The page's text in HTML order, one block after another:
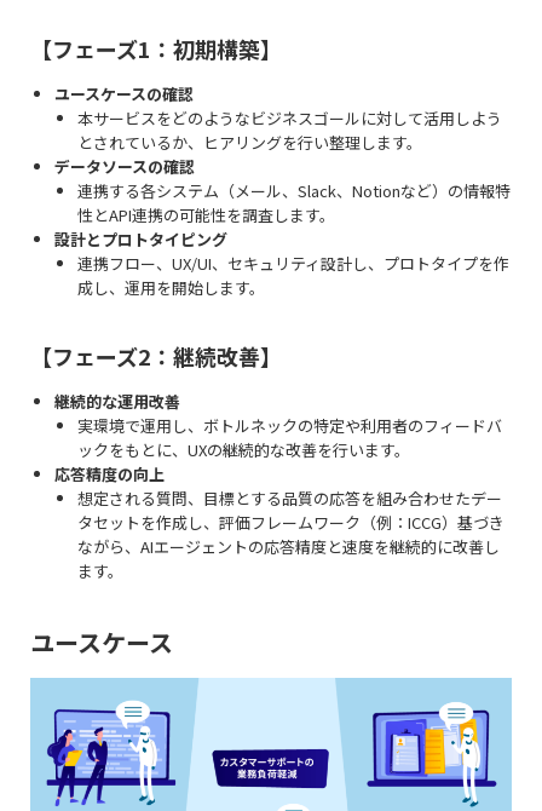
【フェーズ1：初期構築】
ユースケースの確認
本サービスをどのようなビジネスゴールに対して活用しよう
とされているか、ヒアリングを行い整理します。
データソースの確認
連携する各システム（メール、Slack、Notionなど）の情報特
性とAPI連携の可能性を調査します。
設計とプロトタイピング
連携フロー、UX/UI、セキュリティ設計し、プロトタイプを作
成し、運用を開始します。
【フェーズ2：継続改善】
継続的な運用改善
実環境で運用し、ボトルネックの特定や利用者のフィードバ
ックをもとに、UXの継続的な改善を行います。
応答精度の向上
想定される質問、目標とする品質の応答を組み合わせたデー
タセットを作成し、評価フレームワーク（例：ICCG）基づき
ながら、AIエージェントの応答精度と速度を継続的に改善し
ます。
ユースケース